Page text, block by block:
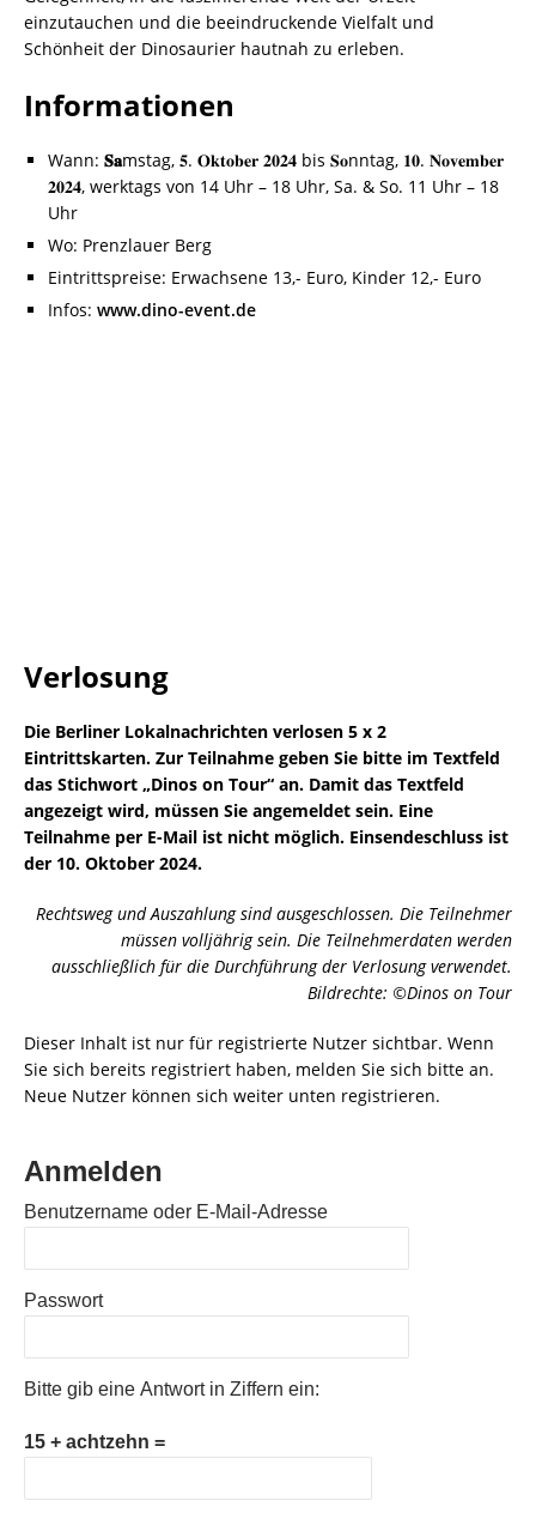
einzutauchen und die beeindruckende Vielfalt und
Schönheit der Dinosaurier hautnah zu erleben.
Informationen
Wann: 𝐒𝐚mstag, 𝟓. 𝐎𝐤𝐭𝐨𝐛𝐞𝐫 𝟐𝟎𝟐𝟒 bis 𝐒𝐨nntag, 𝟏𝟎. 𝐍𝐨𝐯𝐞𝐦𝐛𝐞𝐫
𝟐𝟎𝟐𝟒, werktags von 14 Uhr – 18 Uhr, Sa. & So. 11 Uhr – 18
Uhr
Wo: Prenzlauer Berg
Eintrittspreise: Erwachsene 13,- Euro, Kinder 12,- Euro
Infos: www.dino-event.de
Verlosung
Die Berliner Lokalnachrichten verlosen 5 x 2
Eintrittskarten. Zur Teilnahme geben Sie bitte im Textfeld
das Stichwort „Dinos on Tour“ an. Damit das Textfeld
angezeigt wird, müssen Sie angemeldet sein. Eine
Teilnahme per E-Mail ist nicht möglich. Einsendeschluss ist
der 10. Oktober 2024.
Rechtsweg und Auszahlung sind ausgeschlossen. Die Teilnehmer
müssen volljährig sein. Die Teilnehmerdaten werden
ausschließlich für die Durchführung der Verlosung verwendet.
Bildrechte: ©Dinos on Tour
Dieser Inhalt ist nur für registrierte Nutzer sichtbar. Wenn
Sie sich bereits registriert haben, melden Sie sich bitte an.
Neue Nutzer können sich weiter unten registrieren.
Anmelden
Benutzername oder E-Mail-Adresse
Passwort
Bitte gib eine Antwort in Ziffern ein:
15 + achtzehn =